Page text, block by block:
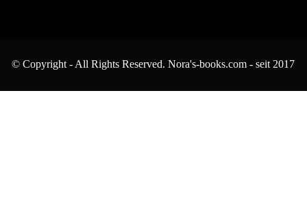
© Copyright - All Rights Reserved. Nora's-books.com - seit 2017